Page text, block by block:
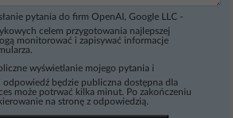
pytania do firm OpenAI, Google LLC -
celem przygotowania najlepszej
monitorować i zapisywać informacje
wyświetlanie mojego pytania i
będzie publiczna dostępna dla
może potrwać kilka minut. Po zakończeniu
na stronę z odpowiedzią.